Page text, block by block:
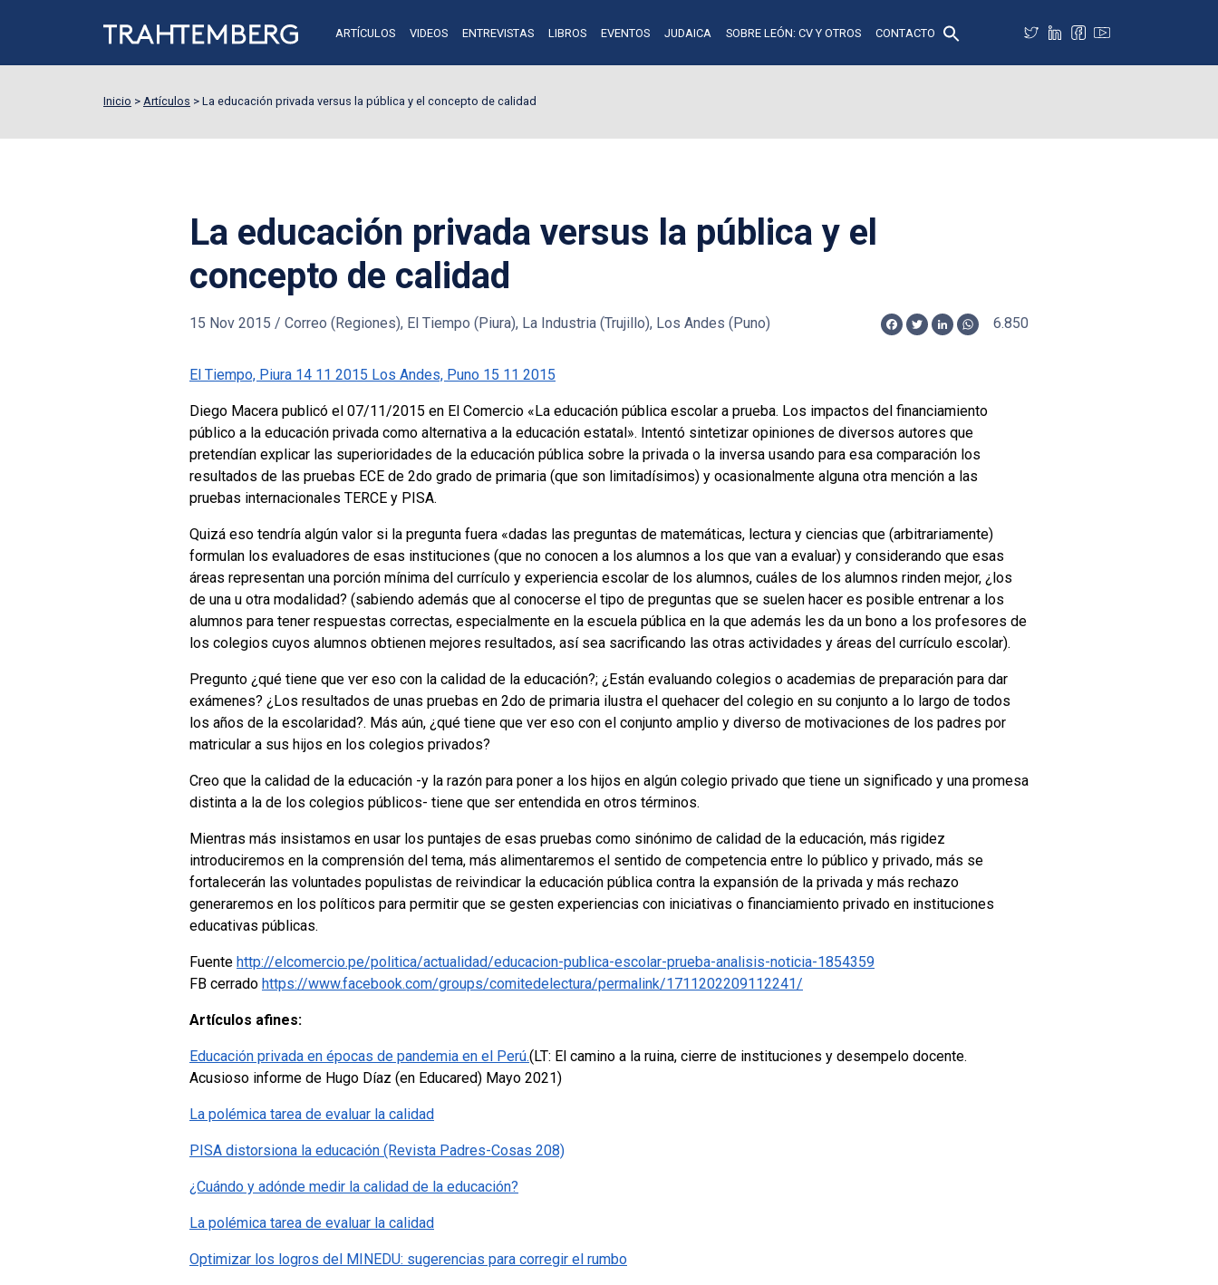
ARTÍCULOS VIDEOS ENTREVISTAS LIBROS EVENTOS JUDAICA SOBRE LEÓN: CV Y OTROS CONTACTO
Inicio > Artículos > La educación privada versus la pública y el concepto de calidad
La educación privada versus la pública y el
concepto de calidad
15 Nov 2015 / Correo (Regiones), El Tiempo (Piura), La Industria (Trujillo), Los Andes (Puno)
Facebook
TwitterLinkedInWhatsApp
6.850
El Tiempo, Piura 14 11 2015 Los Andes, Puno 15 11 2015
Diego Macera publicó el 07/11/2015 en El Comercio «La educación pública escolar a prueba. Los impactos del financiamiento
público a la educación privada como alternativa a la educación estatal». Intentó sintetizar opiniones de diversos autores que
pretendían explicar las superioridades de la educación pública sobre la privada o la inversa usando para esa comparación los
resultados de las pruebas ECE de 2do grado de primaria (que son limitadísimos) y ocasionalmente alguna otra mención a las
pruebas internacionales TERCE y PISA.
Quizá eso tendría algún valor si la pregunta fuera «dadas las preguntas de matemáticas, lectura y ciencias que (arbitrariamente)
formulan los evaluadores de esas instituciones (que no conocen a los alumnos a los que van a evaluar) y considerando que esas
áreas representan una porción mínima del currículo y experiencia escolar de los alumnos, cuáles de los alumnos rinden mejor, ¿los
de una u otra modalidad? (sabiendo además que al conocerse el tipo de preguntas que se suelen hacer es posible entrenar a los
alumnos para tener respuestas correctas, especialmente en la escuela pública en la que además les da un bono a los profesores de
los colegios cuyos alumnos obtienen mejores resultados, así sea sacrificando las otras actividades y áreas del currículo escolar).
Pregunto ¿qué tiene que ver eso con la calidad de la educación?; ¿Están evaluando colegios o academias de preparación para dar
exámenes? ¿Los resultados de unas pruebas en 2do de primaria ilustra el quehacer del colegio en su conjunto a lo largo de todos
los años de la escolaridad?. Más aún, ¿qué tiene que ver eso con el conjunto amplio y diverso de motivaciones de los padres por
matricular a sus hijos en los colegios privados?
Creo que la calidad de la educación -y la razón para poner a los hijos en algún colegio privado que tiene un significado y una promesa
distinta a la de los colegios públicos- tiene que ser entendida en otros términos.
Mientras más insistamos en usar los puntajes de esas pruebas como sinónimo de calidad de la educación, más rigidez
introduciremos en la comprensión del tema, más alimentaremos el sentido de competencia entre lo público y privado, más se
fortalecerán las voluntades populistas de reivindicar la educación pública contra la expansión de la privada y más rechazo
generaremos en los políticos para permitir que se gesten experiencias con iniciativas o financiamiento privado en instituciones
educativas públicas.
Fuente http://elcomercio.pe/politica/actualidad/educacion-publica-escolar-prueba-analisis-noticia-1854359
FB cerrado https://www.facebook.com/groups/comitedelectura/permalink/1711202209112241/
Artículos afines:
Educación privada en épocas de pandemia en el Perú.(LT: El camino a la ruina, cierre de instituciones y desempelo docente.
Acusioso informe de Hugo Díaz (en Educared) Mayo 2021)
La polémica tarea de evaluar la calidad
PISA distorsiona la educación (Revista Padres-Cosas 208)
¿Cuándo y adónde medir la calidad de la educación?
La polémica tarea de evaluar la calidad
Optimizar los logros del MINEDU: sugerencias para corregir el rumbo